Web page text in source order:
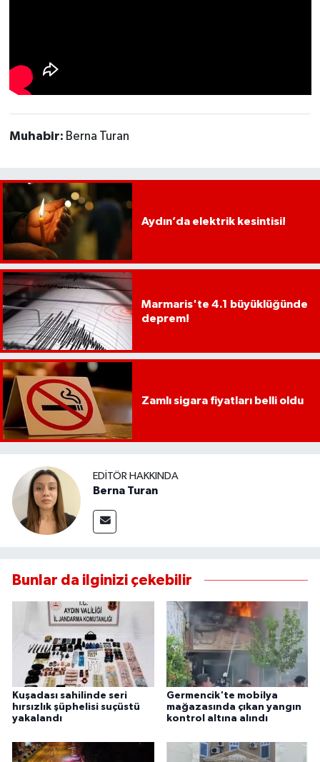
Muhabir: Berna Turan
Aydın’da elektrik kesintisi!
Marmaris'te 4.1 büyüklüğünde
deprem!
Zamlı sigara fiyatları belli oldu
EDITÖR HAKKINDA
Berna Turan
Bunlar da ilginizi çekebilir
Kuşadası sahilinde seri
hırsızlık şüphelisi suçüstü
yakalandı
Germencik'te mobilya
mağazasında çıkan yangın
kontrol altına alındı